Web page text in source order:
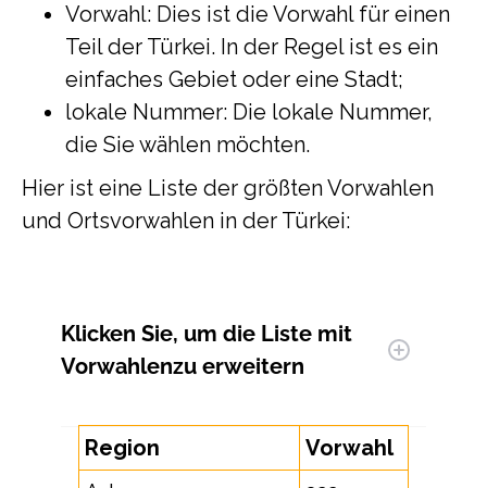
Vorwahl: Dies ist die Vorwahl für einen
Teil der Türkei. In der Regel ist es ein
einfaches Gebiet oder eine Stadt;
lokale Nummer: Die lokale Nummer,
die Sie wählen möchten.
Hier ist eine Liste der größten Vorwahlen
und Ortsvorwahlen in der Türkei:
Klicken Sie, um die Liste mit
Vorwahlenzu erweitern
Region
Vorwahl